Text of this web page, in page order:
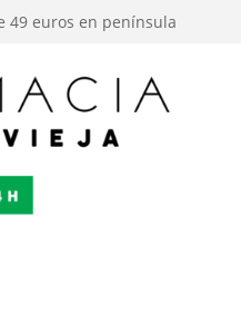
49 euros en península